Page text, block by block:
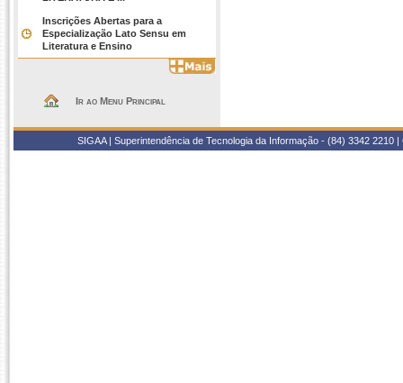
Inscrições Abertas para a
Especialização Lato Sensu em
Literatura e Ensino
Ir ao Menu Principal
SIGAA | Superintendência de Tecnologia da Informação - (84) 3342